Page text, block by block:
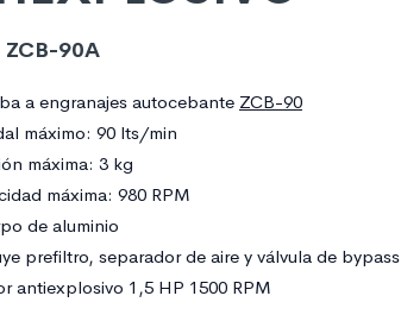
90A
a engranajes autocebante ZCB-90
máximo: 90 lts/min
máxima: 3 kg
máxima: 980 RPM
de aluminio
prefiltro, separador de aire y válvula de bypass
antiexplosivo 1,5 HP 1500 RPM